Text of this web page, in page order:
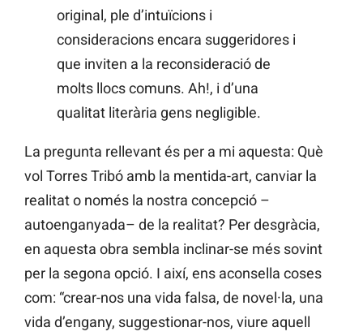
original, ple d’intuïcions i
consideracions encara suggeridores i
que inviten a la reconsideració de
molts llocs comuns. Ah!, i d’una
qualitat literària gens negligible.
La pregunta rellevant és per a mi aquesta: Què
vol Torres Tribó amb la mentida-art, canviar la
realitat o només la nostra concepció –
autoenganyada– de la realitat? Per desgràcia,
en aquesta obra sembla inclinar-se més sovint
per la segona opció. I així, ens aconsella coses
com: “crear-nos una vida falsa, de novel·la, una
vida d’engany, suggestionar-nos, viure aquell